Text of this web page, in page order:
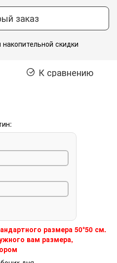
заказ
скидки
К сравнению
размера 50*50 см.
вам размера,